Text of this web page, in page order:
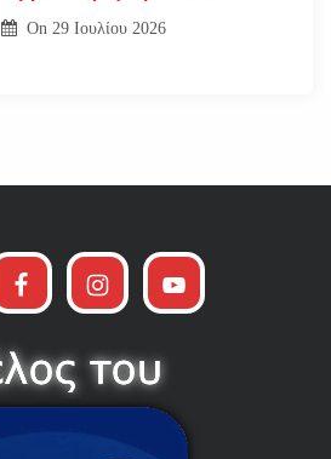
On29 Ιουλίου 2026